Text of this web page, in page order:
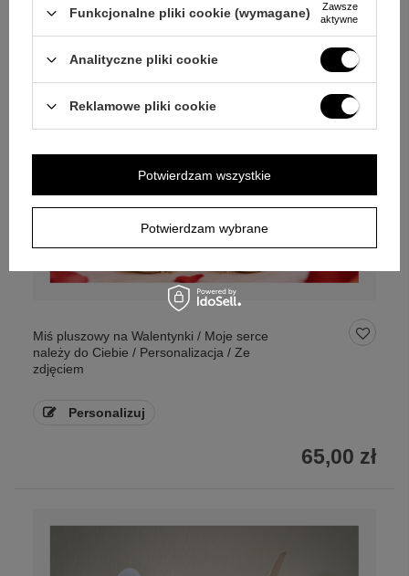
Miś pluszowy na Walentynki / Moje serce
należy do Ciebie / Personalizacja / Ze
zdjęciem
Personalizuj
65,00 zł
Funkcjonalne pliki cookie (wymagane)
Zawsze
aktywne
Analityczne pliki cookie
Reklamowe pliki cookie
Potwierdzam wybrane
Potwierdzam wszystkie